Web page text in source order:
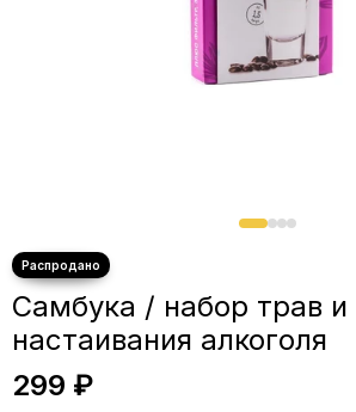
Самбука / набор трав и
настаивания алкоголя
299 ₽